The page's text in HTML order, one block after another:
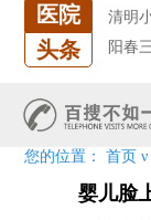
医院
头条
您的位置：首页 ν
婴儿脸